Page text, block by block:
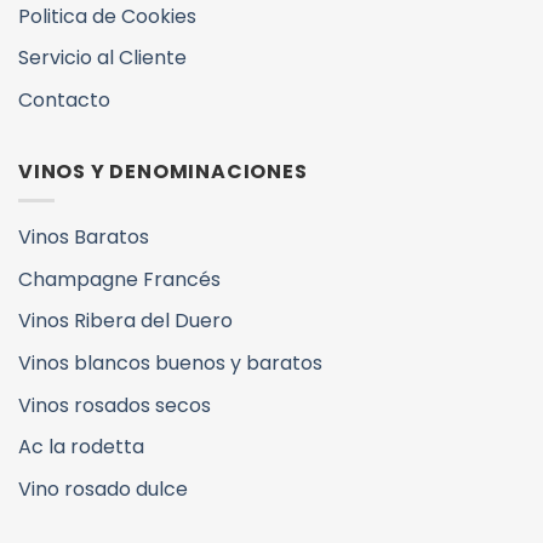
Politica de Cookies
Servicio al Cliente
Contacto
VINOS Y DENOMINACIONES
Vinos Baratos
Champagne Francés
Vinos Ribera del Duero
Vinos blancos buenos y baratos
Vinos rosados secos
Ac la rodetta
Vino rosado dulce